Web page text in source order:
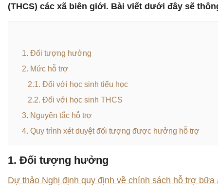
(THCS) các xã biên giới. Bài viết dưới đây sẽ
1. Đối tượng hưởng
2. Mức hỗ trợ
2.1. Đối với học sinh tiểu học
2.2. Đối với học sinh THCS
3. Nguyên tắc hỗ trợ
4. Quy trình xét duyệt đối tượng được hưởng hỗ trợ
1. Đối tượng hưởng
Dự thảo Nghị định quy định về chính sách hỗ trợ